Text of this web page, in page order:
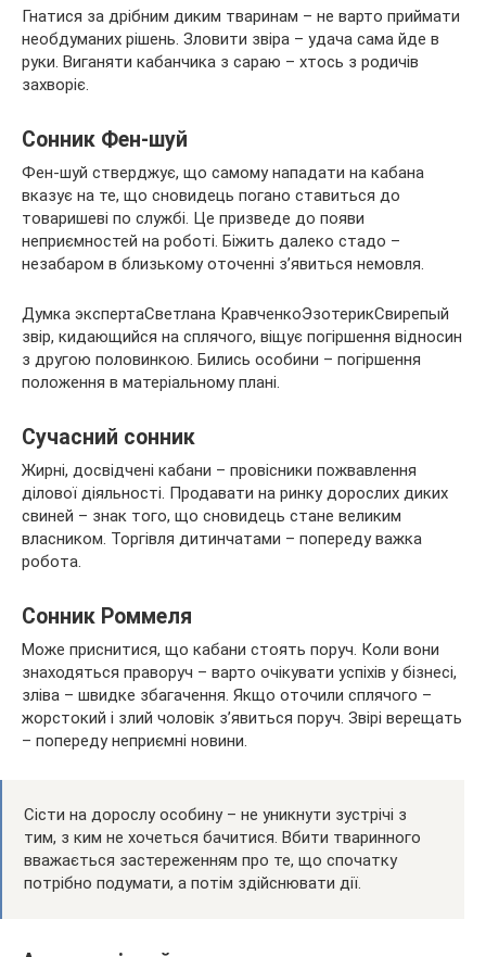
Гнатися за дрібним диким тваринам – не варто приймати
необдуманих рішень. Зловити звіра – удача сама йде в
руки. Виганяти кабанчика з сараю – хтось з родичів
захворіє.
Сонник Фен-шуй
Фен-шуй стверджує, що самому нападати на кабана
вказує на те, що сновидець погано ставиться до
товаришеві по службі. Це призведе до появи
неприємностей на роботі. Біжить далеко стадо –
незабаром в близькому оточенні з’явиться немовля.
Думка экспертаСветлана КравченкоЭзотерикСвирепый
звір, кидающийся на сплячого, віщує погіршення відносин
з другою половинкою. Бились особини – погіршення
положення в матеріальному плані.
Сучасний сонник
Жирні, досвідчені кабани – провісники пожвавлення
ділової діяльності. Продавати на ринку дорослих диких
свиней – знак того, що сновидець стане великим
власником. Торгівля дитинчатами – попереду важка
робота.
Сонник Роммеля
Може приснитися, що кабани стоять поруч. Коли вони
знаходяться праворуч – варто очікувати успіхів у бізнесі,
зліва – швидке збагачення. Якщо оточили сплячого –
жорстокий і злий чоловік з’явиться поруч. Звірі верещать
– попереду неприємні новини.
Сісти на дорослу особину – не уникнути зустрічі з
тим, з ким не хочеться бачитися. Вбити тваринного
вважається застереженням про те, що спочатку
потрібно подумати, а потім здійснювати дії.